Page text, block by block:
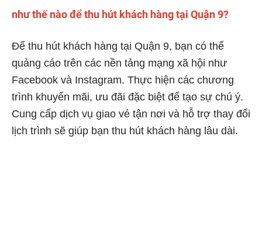
như thế nào để thu hút khách hàng tại Quận 9?
Để thu hút khách hàng tại Quận 9, bạn có thể
quảng cáo trên các nền tảng mạng xã hội như
Facebook và Instagram. Thực hiện các chương
trình khuyến mãi, ưu đãi đặc biệt để tạo sự chú ý.
Cung cấp dịch vụ giao vé tận nơi và hỗ trợ thay đổi
lịch trình sẽ giúp bạn thu hút khách hàng lâu dài.